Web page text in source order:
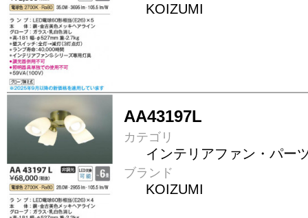
KOIZUMI
AA43197L
カテゴリ
インテリアファン・パー
ブランド
KOIZUMI